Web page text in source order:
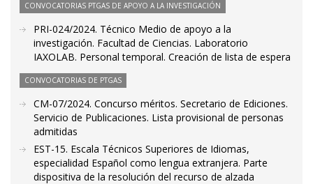
CONVOCATORIAS PTGAS DE APOYO A LA INVESTIGACIÓN
PRI-024/2024. Técnico Medio de apoyo a la
investigación. Facultad de Ciencias. Laboratorio
IAXOLAB. Personal temporal. Creación de lista de espera
CONVOCATORIAS DE PTGAS
CM-07/2024. Concurso méritos. Secretario de Ediciones.
Servicio de Publicaciones. Lista provisional de personas
admitidas
EST-15. Escala Técnicos Superiores de Idiomas,
especialidad Español como lengua extranjera. Parte
dispositiva de la resolución del recurso de alzada